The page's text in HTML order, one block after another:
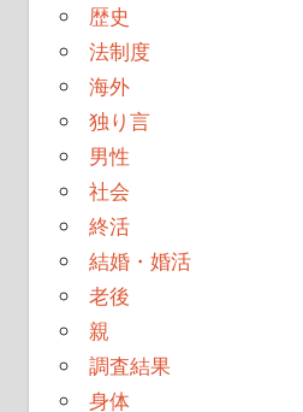
歴史
法制度
海外
独り言
男性
社会
終活
結婚・婚活
老後
親
調査結果
身体